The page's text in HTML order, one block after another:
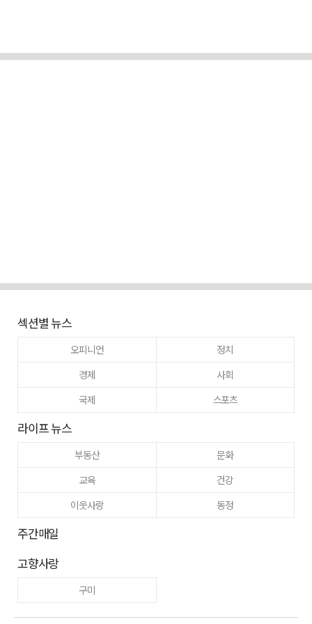
섹션별 뉴스
오피니언
정치
경제
사회
국제
스포츠
라이프 뉴스
부동산
문화
교육
건강
이웃사랑
동정
주간매일
고향사랑
구미